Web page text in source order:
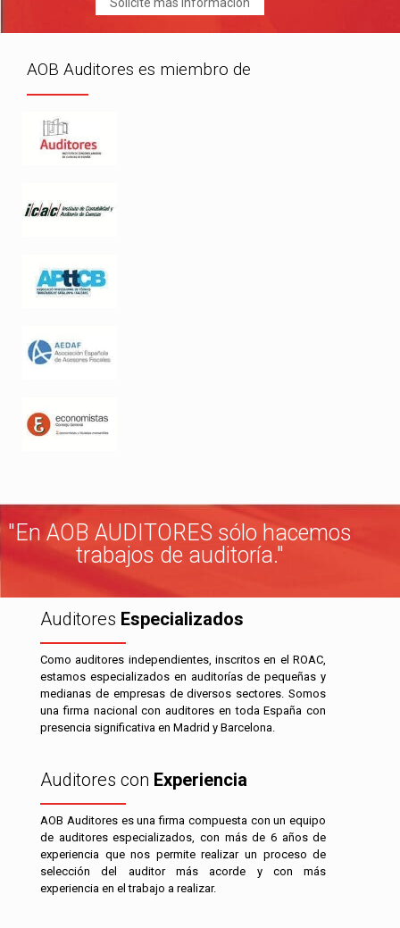
AOB Auditores es miembro de
"En AOB AUDITORES sólo hacemos
trabajos de auditoría."
Auditores Especializados
Como auditores independientes, inscritos en el ROAC,
estamos especializados en auditorías de pequeñas y
medianas de empresas de diversos sectores. Somos
una firma nacional con auditores en toda España con
presencia significativa en Madrid y Barcelona.
Auditores con Experiencia
AOB Auditores es una firma compuesta con un equipo
de auditores especializados, con más de 6 años de
experiencia que nos permite realizar un proceso de
selección del auditor más acorde y con más
experiencia en el trabajo a realizar.